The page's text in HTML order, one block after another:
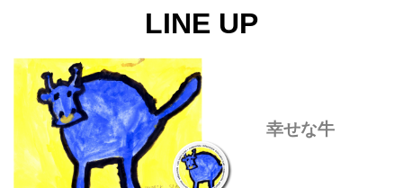
LINE UP
幸せな牛